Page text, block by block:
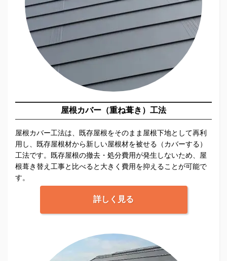
屋根カバー（重ね葺き）工法
屋根カバー工法は、既存屋根をそのまま屋根下地として再利
用し、既存屋根材から新しい屋根材を被せる（カバーする）
工法です。既存屋根の撤去・処分費用が発生しないため、屋
根葺き替え工事と比べると大きく費用を抑えることが可能で
す。
詳しく見る